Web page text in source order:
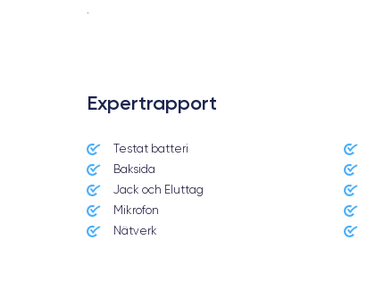
.
Expertrapport
Testat batteri
Baksida
Jack och Eluttag
Mikrofon
Nätverk